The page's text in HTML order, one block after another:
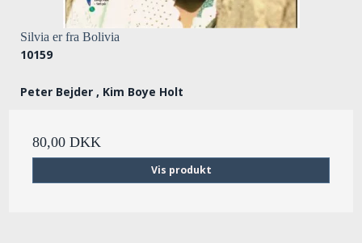
Silvia er fra Bolivia
10159
Peter Bejder , Kim Boye Holt
80,00 DKK
Vis produkt